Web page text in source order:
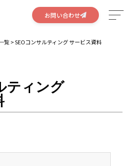
お問い合わせ
サービス
実績
覧>SEOコンサルティング サービス資料
ティング